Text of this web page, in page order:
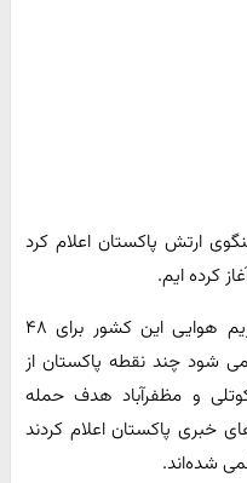
ارتش پاکستان اعلام کرد
کرده ایم.
تمامی پروازها در پاکستان لغو و حریم هوایی این کشور برای ۴۸
شود چند نقطه پاکستان از
کوتلی و مظفرآباد هدف حمله
خبری پاکستان اعلام کردند